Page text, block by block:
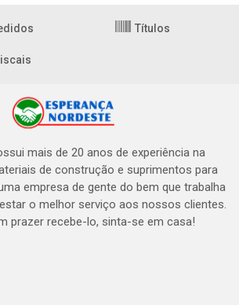
Títulos
mais de 20 anos de experiência na
de construção e suprimentos para
empresa de gente do bem que trabalha
o melhor serviço aos nossos clientes.
prazer recebe-lo, sinta-se em casa!